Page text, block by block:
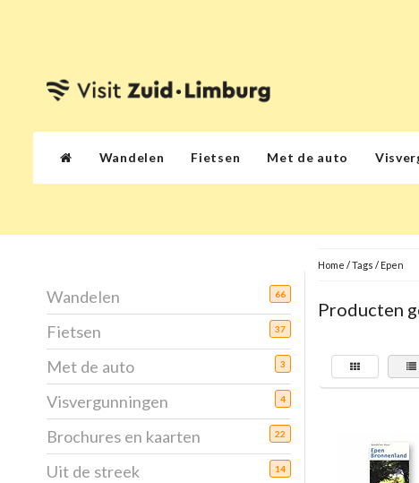
Wandelen Fietsen Met de auto
Wandelen 66
Fietsen 37
Met de auto 3
Visvergunningen 4
Brochures en kaarten 22
Uit de streek 14
Home /Tags / Epen
Producten